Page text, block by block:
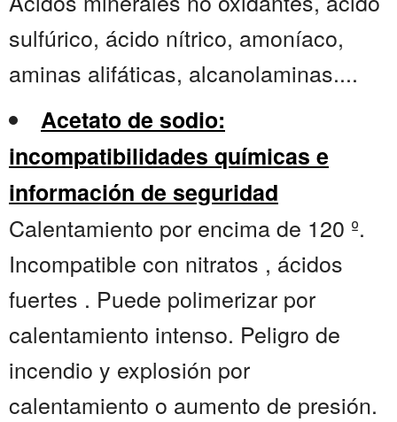
sulfúrico, ácido nítrico, amoníaco,
aminas alifáticas, alcanolaminas....
Acetato de sodio:
incompatibilidades químicas e
información de seguridad
Calentamiento por encima de 120 º.
Incompatible con nitratos , ácidos
fuertes . Puede polimerizar por
calentamiento intenso. Peligro de
incendio y explosión por
calentamiento o aumento de presión.